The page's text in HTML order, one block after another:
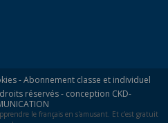
-Abonnement classe et individuel
réservés - conception CKD-
le français en s'amusant. Et c'est gratuit